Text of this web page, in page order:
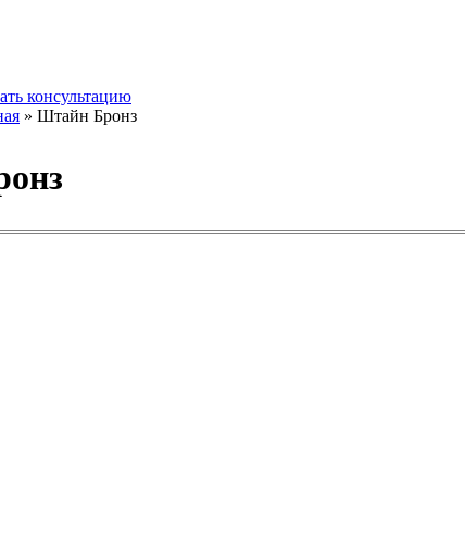
консультацию
» Штайн Бронз